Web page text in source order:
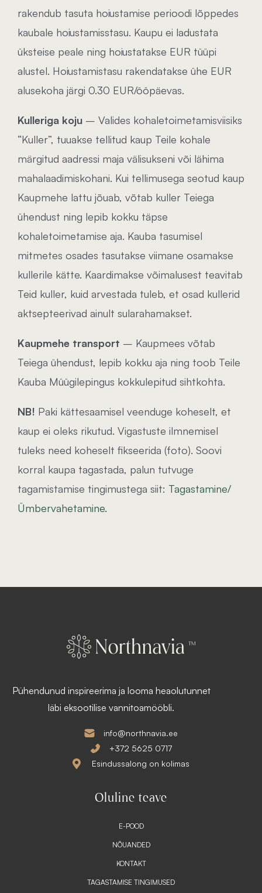
rakendub tasuta hoiustamise perioodi lõppedes
kaubale hoiustamisstasu. Kaupu ei ladustata
üksteise peale ning hoiustatakse EUR tüüpi
alustel. Hoiustamistasu rakendatakse ühe EUR
alusekoha järgi 0.30 EUR/ööpäevas.
Kulleriga koju – Valides kohaletoimetamisviisiks
“Kuller”, tuuakse tellitud kaup Teile kohale
märgitud aadressi maja välisukseni või lähima
mahalaadimiskohani. Kui tellimusega seotud kaup
Kaupmehe lattu jõuab, võtab kuller Teiega
ühendust ning lepib kokku täpse
kohaletoimetamise aja. Kauba tasumisel
mitmetes osades tasutakse viimane osamakse
kullerile kätte. Kaardimakse võimalusest teavitab
Teid kuller, kuid arvestada tuleb, et osad kullerid
aktsepteerivad ainult sularahamakset.
Kaupmehe transport – Kaupmees võtab
Teiega ühendust, lepib kokku aja ning toob Teile
Kauba Müügilepingus kokkulepitud sihtkohta.
NB! Paki kättesaamisel veenduge koheselt, et
kaup ei oleks rikutud. Vigastuste ilmnemisel
tuleks need koheselt fikseerida (foto). Soovi
korral kaupa tagastada, palun tutvuge
tagamistamise tingimustega siit: Tagastamine/
Ümbervahetamine.
Pühendunud inspireerima ja looma heaolutunnet
läbi eksootilise vannitoamööbli.
info@northnavia.ee
+372 5625 0717
Esindussalong on kolimas
Oluline teave
E-POOD
NÕUANDED
KONTAKT
TAGASTAMISE TINGIMUSED